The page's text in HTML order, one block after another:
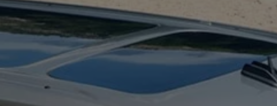
Fleet Interface Data
Multistop Pathfinder
Übersicht Software Updates
Hilfreiches für Besitzer
Digitales Bordbuch
Fahrerassistenz- und Sicherheitssysteme
Kontrollleuchten
Kurzfahrprofile und Ölverdünnung
Batterieverordnung
XTL-Dieselkraftstoff
Ersatzteile und Betriebsflüssigkeiten